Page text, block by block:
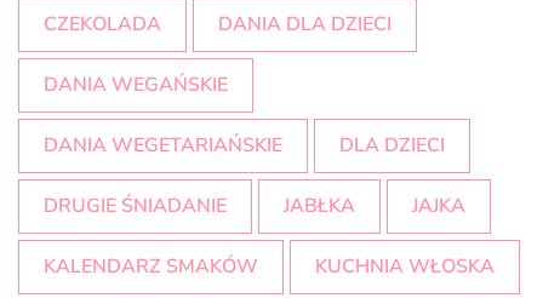
CZEKOLADA DANIA DLA DZIECI
DANIA WEGAŃSKIE
DANIA WEGETARIAŃSKIE DLA DZIECI
DRUGIE ŚNIADANIE JABŁKA JAJKA
KALENDARZ SMAKÓW KUCHNIA WŁOSKA